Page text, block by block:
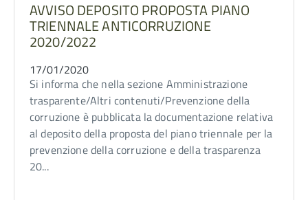
AVVISO DEPOSITO PROPOSTA PIANO
TRIENNALE ANTICORRUZIONE
2020/2022
17/01/2020
Si informa che nella sezione Amministrazione
trasparente/Altri contenuti/Prevenzione della
corruzione è pubblicata la documentazione relativa
al deposito della proposta del piano triennale per la
prevenzione della corruzione e della trasparenza
20...